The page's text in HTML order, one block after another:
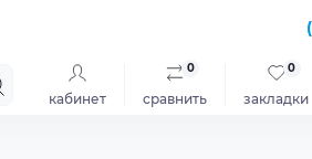
кабинет сравнить
0
закладки
0